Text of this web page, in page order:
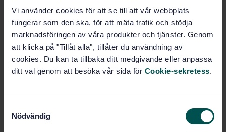
Vi använder cookies för att se till att vår webbplats
fungerar som den ska, för att mäta trafik och stödja
marknadsföringen av våra produkter och tjänster. Genom
att klicka på "Tillåt alla", tillåter du användning av
cookies. Du kan ta tillbaka ditt medgivande eller anpassa
ditt val genom att besöka vår sida för Cookie-sekretess.
Nödvändig
Price:789 SEK
Add to cart
Show more
Language: